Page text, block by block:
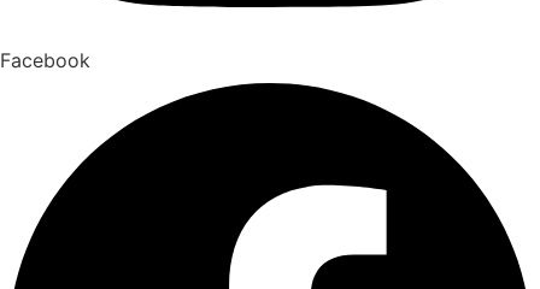
Facebook